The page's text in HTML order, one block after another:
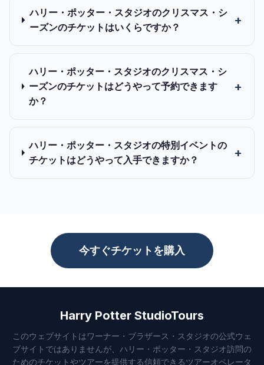
ハリー・ポッター・スタジオのクリスマス・シ
ーズンのチケットはいくらですか？
ハリー・ポッター・スタジオのクリスマス・シ
ーズンのチケットはどうやって予約できます
か？
ハリー・ポッター・スタジオの特別イベントの
チケットはどうやって入手できますか？
今すぐチケットを購入
Harry Potter StudioTours
このウェブサイトはワーナー・ブラザース・スタジオの公式ウェ
ブサイトではありませんが、ハリー・ポッター・スタジオ訪問の
ためのチケットやツアーを提供する信頼できるツアーオペレータ